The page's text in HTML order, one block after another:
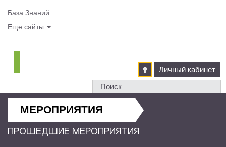
База Знаний
Еще сайты
Личный кабинет
МЕРОПРИЯТИЯ
ПРОШЕДШИЕ МЕРОПРИЯТИЯ